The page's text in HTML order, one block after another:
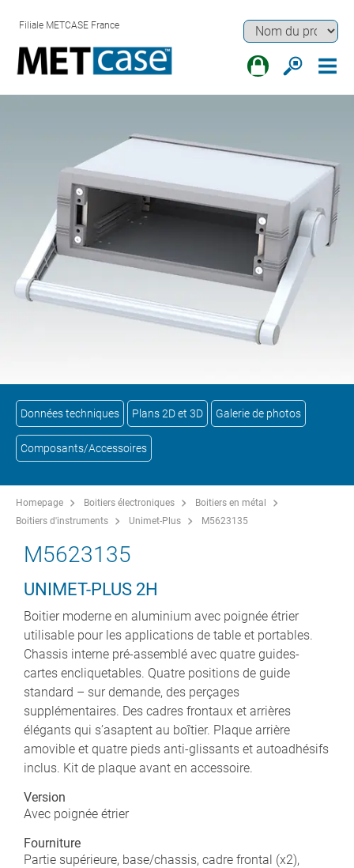
Filiale METCASE France
Données techniques Plans 2D et 3D Galerie de photos
Composants/Accessoires
Homepage Boitiers électroniques
Boitiers en métal
Boitiers d'instruments
Unimet-Plus M5623135
M5623135
UNIMET-PLUS 2H
Boitier moderne en aluminium avec poignée étrier
utilisable pour les applications de table et portables.
Chassis interne pré-assemblé avec quatre guides-
cartes encliquetables. Quatre positions de guide
standard – sur demande, des perçages
supplémentaires. Des cadres frontaux et arrières
élégants qui s’asaptent au boîtier. Plaque arrière
amovible et quatre pieds anti-glissants et autoadhésifs
inclus. Kit de plaque avant en accessoire.
Version
Avec poignée étrier
Fourniture
Partie supérieure, base/chassis, cadre frontal (x2),